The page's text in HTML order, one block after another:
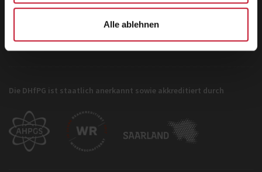
Alle ablehnen
info@dhfpg.de
Die DHfPG ist staatlich anerkannt sowie akkreditiert durch